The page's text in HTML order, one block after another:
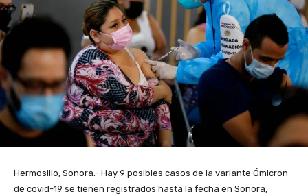
Hermosillo, Sonora.- Hay 9 posibles casos de la variante Ómicron
de covid-19 se tienen registrados hasta la fecha en Sonora,